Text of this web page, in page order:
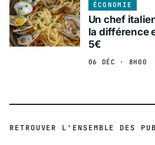
ÉCONOMIE
Un chef
la différence
5€
06 DÉC · 8H00
RETROUVER L'ENSEMBLE DES